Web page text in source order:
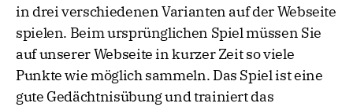
in drei verschiedenen Varianten auf der Webseite
spielen. Beim ursprünglichen Spiel müssen Sie
auf unserer Webseite in kurzer Zeit so viele
Punkte wie möglich sammeln. Das Spiel ist eine
gute Gedächtnisübung und trainiert das